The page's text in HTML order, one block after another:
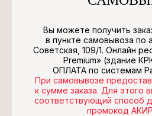
Вы можете получить
в пункте самовывоза по
Советская, 109/1. Онлайн
Premium» (здание
ОПЛАТА по системам
При самовывозе
к сумме заказа. Для этого
соответствующий способ
промокод